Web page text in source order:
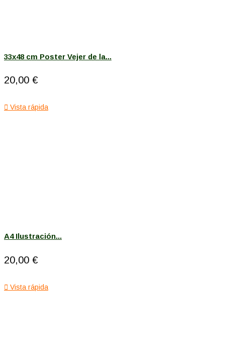
33x48 cm Poster Vejer de la...
20,00 €
 Vista rápida
A4 Ilustración...
20,00 €
 Vista rápida